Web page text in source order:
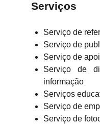
Serviços
Serviço de
Serviço de
Serviço de
Serviço de
informação
Serviços
Serviço de
Serviço de